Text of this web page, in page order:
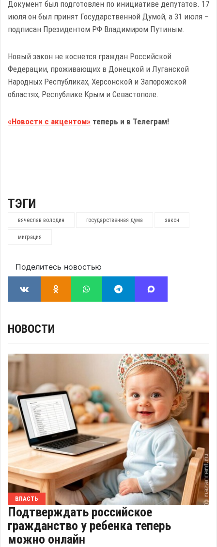
Документ был подготовлен по инициативе депутатов. 17
июля он был принят Государственной Думой, а 31 июля –
подписан Президентом РФ Владимиром Путиным.
Новый закон не коснется граждан Российской
Федерации, проживающих в Донецкой и Луганской
Народных Республиках, Херсонской и Запорожской
областях, Республике Крым и Севастополе.
«Новости с акцентом» теперь и в Телеграм!
ТЭГИ
вячеслав володин государственная дума закон
миграция
Поделитесь новостью
НОВОСТИ
ВЛАСТЬ
Подтверждать российское
гражданство у ребенка теперь
можно онлайн